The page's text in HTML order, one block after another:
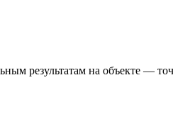
результатам на объекте —